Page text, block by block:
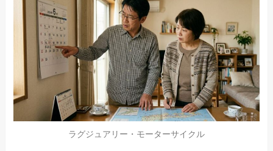
ラグジュアリー・モーターサイクル